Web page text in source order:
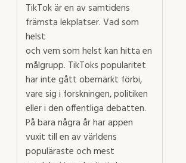
TikTok är en av samtidens
främsta lekplatser. Vad som
helst
och vem som helst kan hitta en
målgrupp. TikToks popularitet
har inte gått obemärkt förbi,
vare sig i forskningen, politiken
eller i den offentliga debatten.
På bara några år har appen
vuxit till en av världens
populäraste och mest